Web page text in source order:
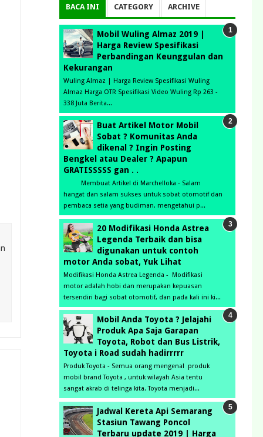
BACA INI CATEGORY ARCHIVE
Mobil Wuling Almaz 2019 |
Harga Review Spesifikasi
Perbandingan Keunggulan dan
Kekurangan
Wuling Almaz | Harga Review Spesifikasi Wuling
Almaz Harga OTR Spesifikasi Video Wuling Rp 263 -
338 Juta Berita...
Buat Artikel Motor Mobil
Sobat ? Komunitas Anda
dikenal ? Ingin Posting
Bengkel atau Dealer ? Apapun
GRATISSSSS gan . .
Membuat Artikel di Marchelloka - Salam
hangat dan salam sukses untuk sobat otomotif dan
pembaca setia yang budiman, mengetahui p...
20 Modifikasi Honda Astrea
Legenda Terbaik dan bisa
digunakan untuk contoh
motor Anda sobat, Yuk Lihat
Modifikasi Honda Astrea Legenda - Modifikasi
motor adalah hobi dan merupakan kepuasan
tersendiri bagi sobat otomotif, dan pada kali ini ki...
Mobil Anda Toyota ? Jelajahi
Produk Apa Saja Garapan
Toyota, Robot dan Bus Listrik,
Toyota i Road sudah hadirrrrr
Produk Toyota - Semua orang mengenal produk
mobil brand Toyota , untuk wilayah Asia tentu
sangat akrab di telinga kita. Toyota menjadi...
Jadwal Kereta Api Semarang
Stasiun Tawang Poncol
Terbaru update 2019 | Harga